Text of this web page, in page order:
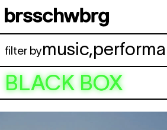
Spring naar hoofdinhoud
filter bymusic,
BLACK BOX